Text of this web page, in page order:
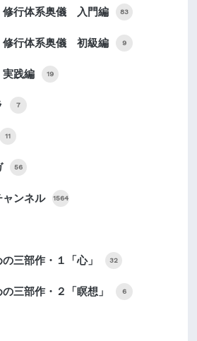
行体系奥儀 入門編 83
行体系奥儀 初級編 9
践編 19
7
11
56
ャンネル 1564
三部作・１「心」 32
三部作・２「瞑想」 6